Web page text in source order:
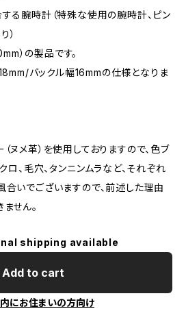
する腕時計（特殊な使用の腕時計、ピン
）
）の製品です。
バックル幅16mmの仕様となりま
ヌメ革）を使用しておりますので、色ブ
クロ、毛穴、タンニンムラなど、それぞれ
合いでございますので、前述した理由
せん。
shipping available
Add to cart
にお住まいの方向け